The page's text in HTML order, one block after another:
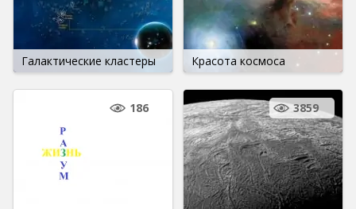
Галактические кластеры Красота космоса
186 3859